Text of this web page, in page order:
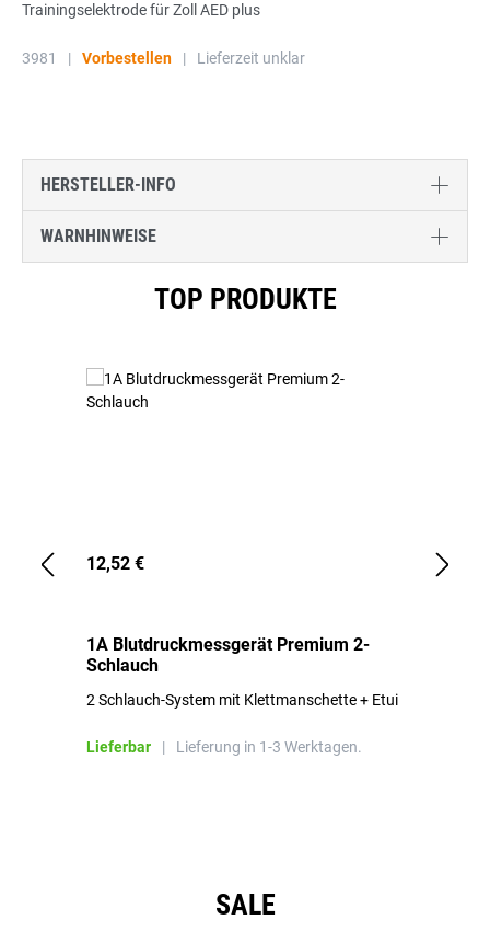
Trainingselektrode für Zoll AED plus
3981 | Vorbestellen | Lieferzeit unklar
HERSTELLER-INFO
WARNHINWEISE
TOP PRODUKTE
12,52 €
1A Blutdruckmessgerät Premium 2-
Schlauch
2 Schlauch-System mit Klettmanschette + Etui
Lieferbar | Lieferung in 1-3 Werktagen.
SALE